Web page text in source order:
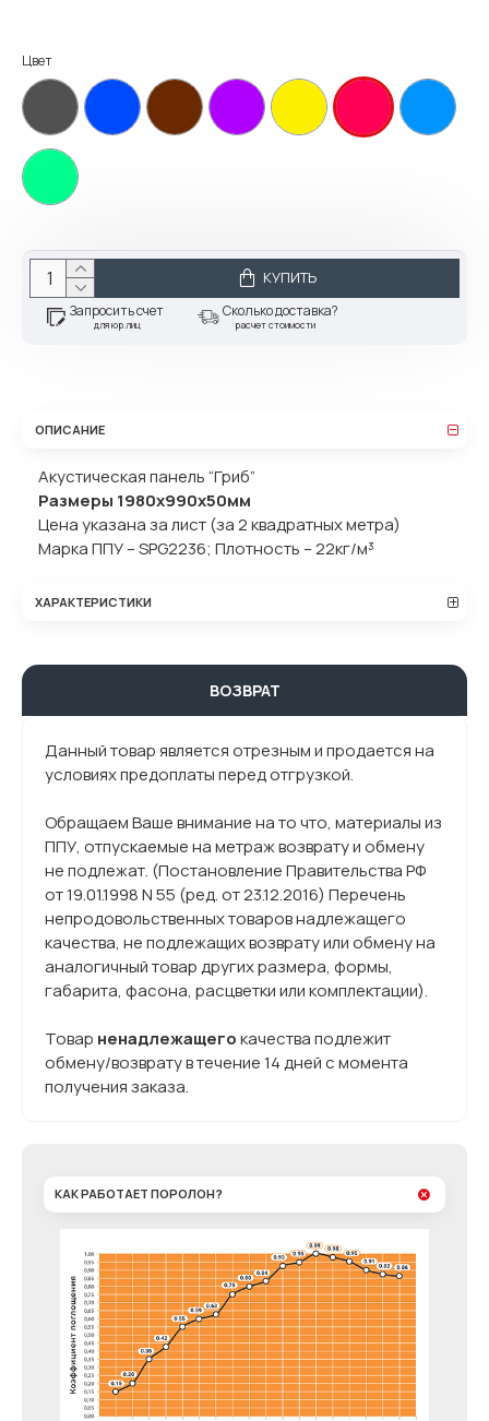
Цвет
КУПИТЬ
Запросить счет
для юр.лиц
Сколько доставка?
расчет стоимости
КАК РАБОТАЕТ ПОРОЛОН?
ОПИСАНИЕ
Акустическая панель “Гриб”
Размеры 1980х990х50мм
Цена указана за лист (за 2 квадратных метра)
Марка ППУ – SPG2236; Плотность – 22кг/м³
ХАРАКТЕРИСТИКИ
ВОЗВРАТ
Данный товар является отрезным и продается на
условиях предоплаты перед отгрузкой.
Обращаем Ваше внимание на то что, материалы из
ППУ, отпускаемые на метраж возврату и обмену
не подлежат. (Постановление Правительства РФ
от 19.01.1998 N 55 (ред. от 23.12.2016) Перечень
непродовольственных товаров надлежащего
качества, не подлежащих возврату или обмену на
аналогичный товар других размера, формы,
габарита, фасона, расцветки или комплектации).
Товар ненадлежащегокачества подлежит
обмену/возврату в течение 14 дней с момента
получения заказа.